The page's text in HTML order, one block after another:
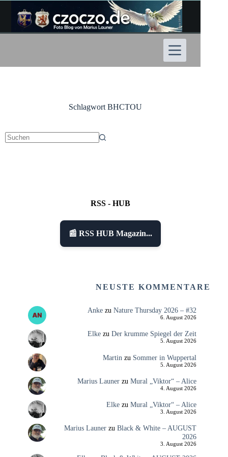
Inhalt
springen
Schlagwort BHCTOU
RSS - HUB
📰 RSS HUB Magazin...
NEUSTE KOMMENTARE
Ankezu Nature Thursday 2026 – #32
6. August 2026
Elkezu Der krumme Spiegel der Zeit
5. August 2026
Martin zu Sommer in Wuppertal
5. August 2026
Marius Launerzu Mural „Viktor“ – Alice
4. August 2026
Elkezu Mural „Viktor“ – Alice
3. August 2026
Marius Launerzu Black & White – AUGUST
2026
3. August 2026